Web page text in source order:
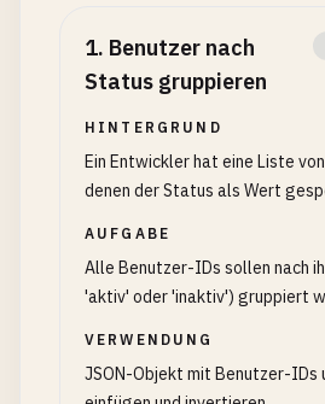
1. Benutzer nach
Status gruppieren
HINTERGRUND
Ein Entwickler hat eine Liste
denen der Status als Wert
AUFGABE
Alle Benutzer-IDs sollen nach
'aktiv' oder 'inaktiv') gruppiert
VERWENDUNG
JSON-Objekt mit Benutzer-IDs